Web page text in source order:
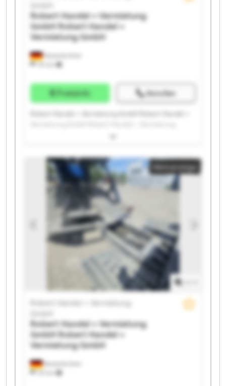
Neuenkirchen
731 km
Robert Handel + Vermietung
GmbHRobert Handel +
Vermietung GmbH
Preisinfo Anrufen
GmbH Robert Handel + Vermietung GmbH Robert
Vermietung GmbH Robert Handel + Vermietung
GmbH Robert Handel + Vermietung GmbH Robert
Handel + Vermietung GmbH Robert Handel +
Vermietung GmbH Robert Handel + Vermietung
GmbH Robert Handel + Vermietung GmbH Robert
Handel + Vermietung GmbH Robert Handel +
Vermietung GmbH Robert Handel + Vermietung
GmbH Robert Handel + Vermietung GmbH Robert
Handel + Vermietung GmbH Robert Handel +
Vermietung GmbH Robert Handel + Vermietung
GmbH Robert Handel + Vermietung GmbH
Kleinanzeige
Neuenkirchen
731 km
Robert Handel + Vermietung
Robert Handel + Vermietung
GmbHRobert Handel +
Vermietung GmbH